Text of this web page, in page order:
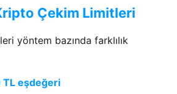
Çekim Limitleri
yöntem bazında farklılık
TL eşdeğeri